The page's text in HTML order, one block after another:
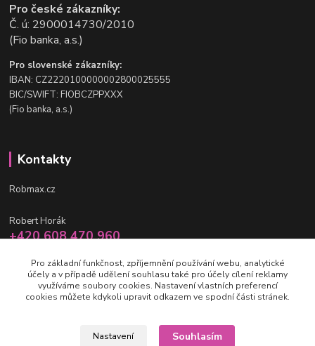
Pro české zákazníky:
Č. ú: 2900014730/2010
(Fio banka, a.s.)
Pro slovenské zákazníky:
IBAN: CZ2220100000002800025555
BIC/SWIFT: FIOBCZPPXXX
(Fio banka, a.s.)
Kontakty
Robmax.cz
Robert Horák
+420 608 470 960
info@robmax.cz
Pro základní funkčnost, zpříjemnění používání webu, analytické
účely a v případě udělení souhlasu také pro účely cílení reklamy
využíváme soubory cookies. Nastavení vlastních preferencí
cookies můžete kdykoli upravit odkazem ve spodní části stránek.
Nastavení Souhlasím